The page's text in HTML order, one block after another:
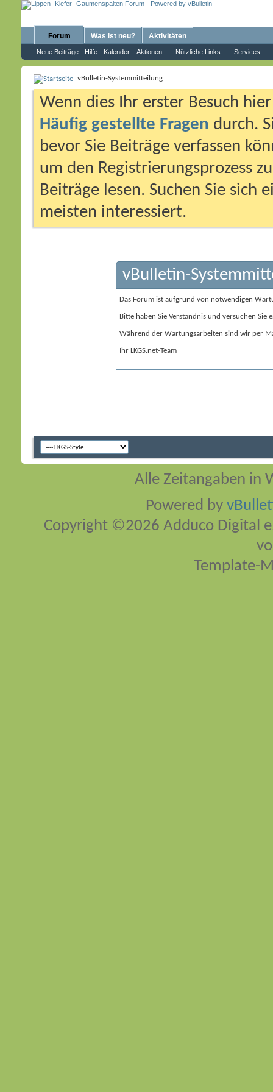
Forum
Neue Beiträge Hilfe Kalender Aktionen Nützliche Links Services
Was ist neu? Aktivitäten
vBulletin-Systemmitteilung
Wenn dies Ihr erster Besuch
Häufig gestellte Fragen durch.
bevor Sie Beiträge verfassen
um den Registrierungsprozess
Beiträge lesen. Suchen Sie sich
meisten interessiert.
vBulletin-
Das Forum ist aufgrund von notwendigen
Bitte haben Sie Verständnis und versuchen Sie
Während der Wartungsarbeiten sind wir per
Ihr LKGS.net-Team
Alle Zeitangaben in
Powered by
Copyright ©2026 Adduco Digital
Template-